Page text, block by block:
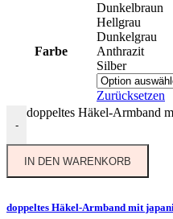
Farbe
Dunkelbraun
Hellgrau
Dunkelgrau
Anthrazit
Silber
Zurücksetzen
-
doppeltes Häkel-Armband
IN DEN WARENKORB
doppeltes Häkel-Armband mit